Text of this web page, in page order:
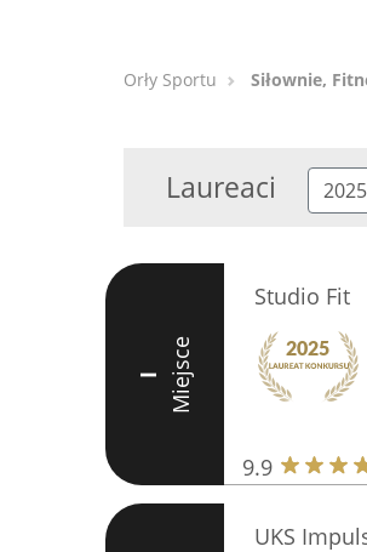
Orły Sportu Siłownie,
Laureaci 2025
I Miejsce
Studio Fit
9.9
UKS